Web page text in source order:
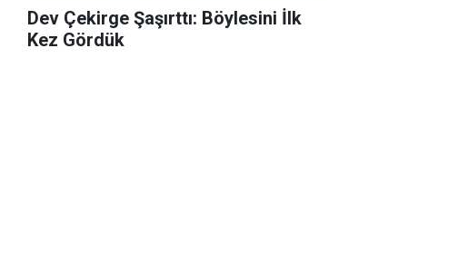
Dev Çekirge Şaşırttı: Böylesini İlk
Kez Gördük